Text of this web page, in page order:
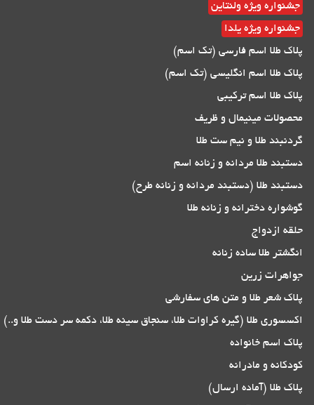
جشنواره ویژه ولنتاین
جشنواره ویژه یلدا
پلاک طلا اسم فارسی (تک اسم)
پلاک طلا اسم انگلیسی (تک اسم)
پلاک طلا اسم ترکیبی
محصولات مینیمال و ظریف
گردنبند طلا و نیم ست طلا
دستبند طلا مردانه و زنانه اسم
دستبند طلا (دستبند مردانه و زنانه طرح)
گوشواره دخترانه و زنانه طلا
حلقه ازدواج
انگشتر طلا ساده زنانه
جواهرات زرین
پلاک شعر طلا و متن های سفارشی
اکسسوری طلا (گیره کراوات طلا، سنجاق سینه طلا، دکمه سر دست طلا و..)
پلاک اسم خانواده
کودکانه و مادرانه
پلاک طلا (آماده ارسال)